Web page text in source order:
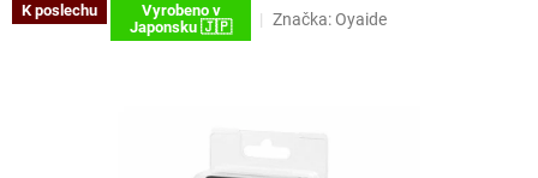
K poslechu
Vyrobeno v
Japonsku 🇯🇵
Značka: Oyaide